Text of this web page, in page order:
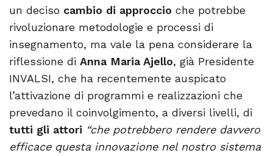
un deciso cambio di approccio che potrebbe
rivoluzionare metodologie e processi di
insegnamento, ma vale la pena considerare la
riflessione di Anna Maria Ajello, già Presidente
INVALSI, che ha recentemente auspicato
l’attivazione di programmi e realizzazioni che
prevedano il coinvolgimento, a diversi livelli, di
tutti gli attori “che potrebbero rendere davvero
efficace questa innovazione nel nostro sistema